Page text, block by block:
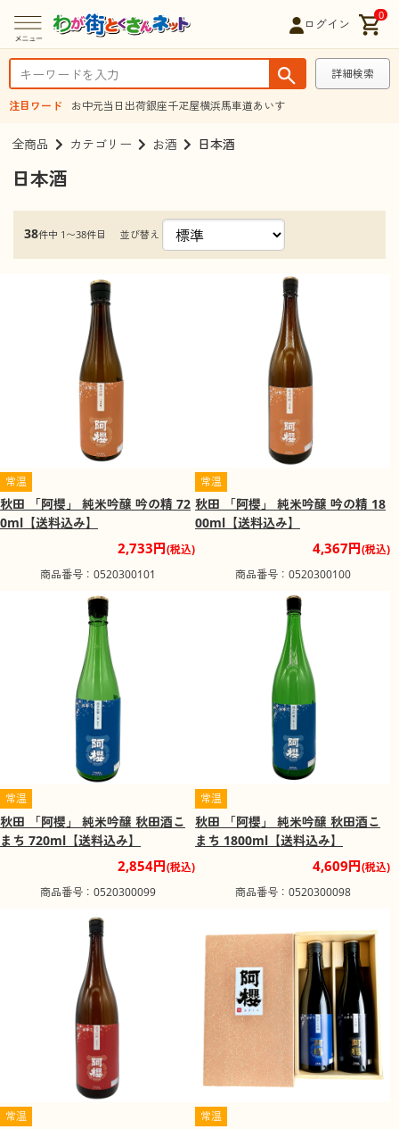
ログイン
0
詳細検索
注目ワード お中元当日出荷銀座千疋屋横浜馬車道あいす
全商品 カテゴリー お酒 日本酒
日本酒
38件中 1〜38件目 並び替え
常温
秋田 「阿櫻」 純米吟醸 吟の精 72
0ml【送料込み】
2,733円(税込)
商品番号：0520300101
常温
秋田 「阿櫻」 純米吟醸 吟の精 18
00ml【送料込み】
4,367円(税込)
商品番号：0520300100
常温
秋田 「阿櫻」 純米吟醸 秋田酒こ
まち 720ml【送料込み】
2,854円(税込)
商品番号：0520300099
常温
秋田 「阿櫻」 純米吟醸 秋田酒こ
まち 1800ml【送料込み】
4,609円(税込)
商品番号：0520300098
常温 常温